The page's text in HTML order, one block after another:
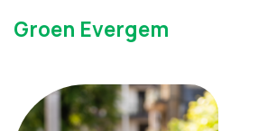
Groen Evergem